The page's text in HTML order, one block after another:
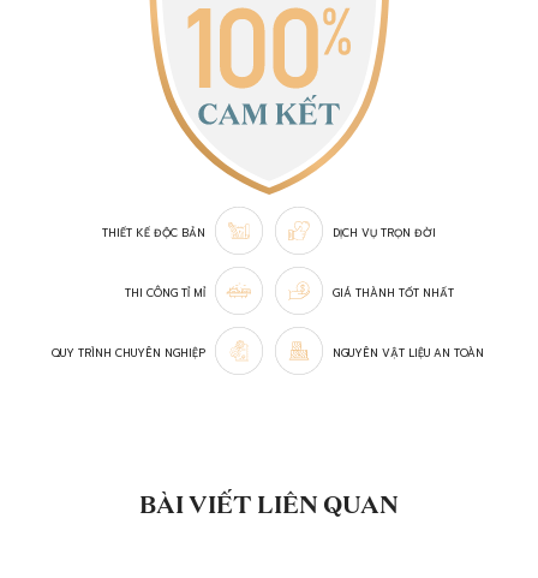
THIẾT KẾ ĐỘC BẢN
THI CÔNG TỈ MỈ
QUY TRÌNH CHUYÊN NGHIỆP
DỊCH VỤ TRỌN ĐỜI
GIÁ THÀNH TỐT NHẤT
NGUYÊN VẬT LIỆU AN TOÀN
BÀI VIẾT LIÊN QUAN